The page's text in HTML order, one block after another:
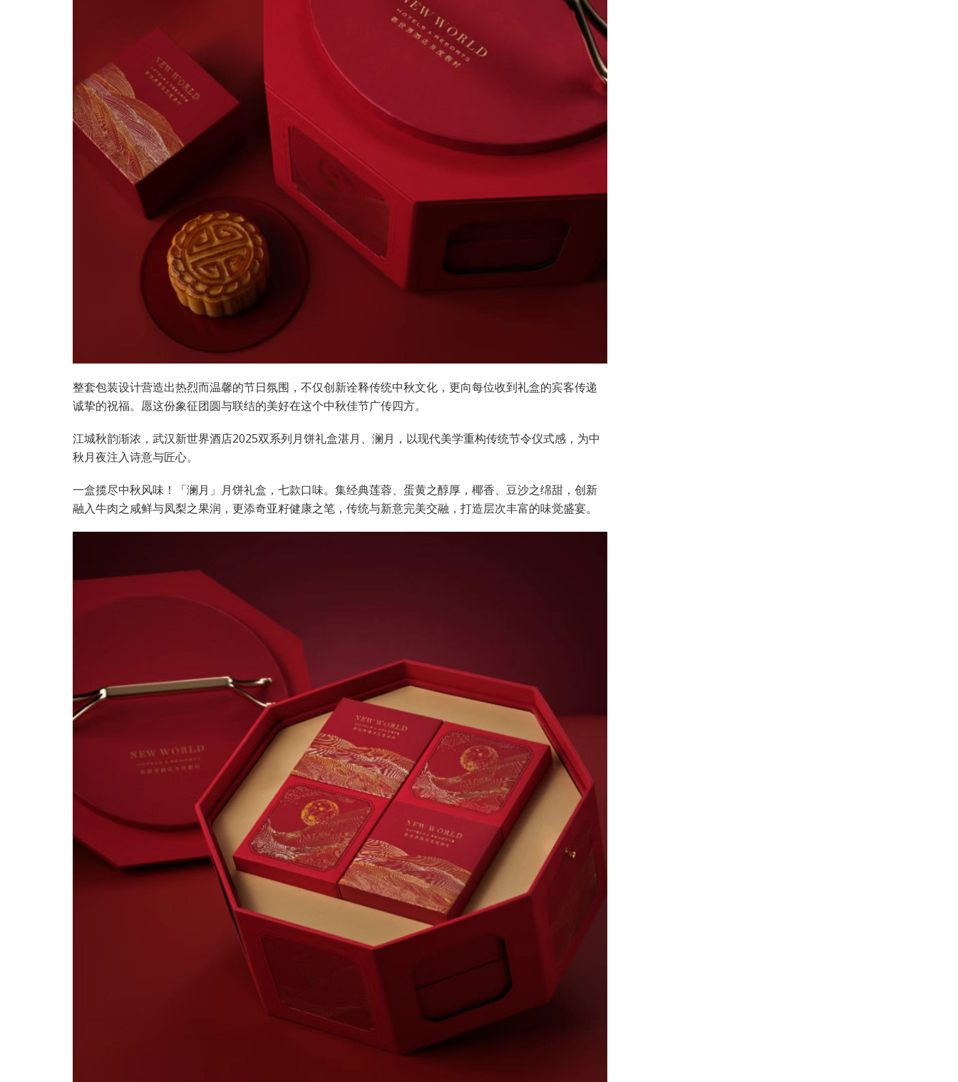
整套包装设计营造出热烈而温馨的节日氛围，不仅创新诠释传统中秋文化，更向每位收到礼盒的宾客传递
诚挚的祝福。愿这份象征团圆与联结的美好在这个中秋佳节广传四方。
江城秋韵渐浓，武汉新世界酒店2025双系列月饼礼盒湛月、澜月，以现代美学重构传统节令仪式感，为中
秋月夜注入诗意与匠心。
一盒揽尽中秋风味！「澜月」月饼礼盒，七款口味。集经典莲蓉、蛋黄之醇厚，椰香、豆沙之绵甜，创新
融入牛肉之咸鲜与凤梨之果润，更添奇亚籽健康之笔，传统与新意完美交融，打造层次丰富的味觉盛宴。